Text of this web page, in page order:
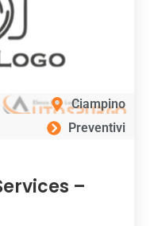
Ciampino
Preventivi
–